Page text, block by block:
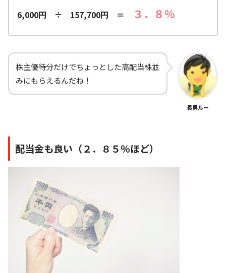
6,000円 ÷ 157,700円 ＝ ３．８％
株主優待分だけでちょっとした高配当株並
みにもらえるんだね！
長男ルー
配当金も良い（２．８５％ほど）